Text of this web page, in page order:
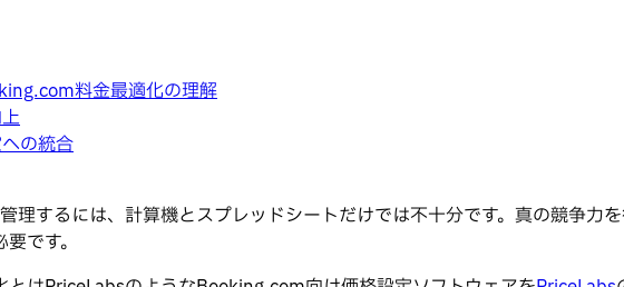
料金最適化の理解
の統合
するには、計算機とスプレッドシートだけでは不十分です。真の競争力
要です。